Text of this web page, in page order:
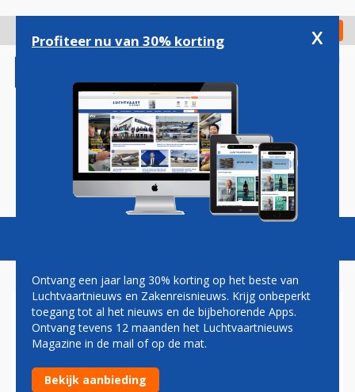
gaan
Check in
Magazine Podcasts Vacatures
AIRBUS A380 IN SIA-
KLEUREN PRESENT OP ASIAN
AEROSPACE 2006
Profiteer nu van 30% korting x
Ontvang een jaar lang 30% korting op het beste van
Luchtvaartnieuws en Zakenreisnieuws. Krijg onbeperkt
toegang tot al het nieuws en de bijbehorende Apps.
Ontvang tevens 12 maanden het Luchtvaartnieuws
Magazine in de mail of op de mat.
Bekijk aanbieding